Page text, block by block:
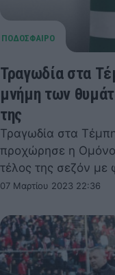
Τραγωδία στα
μνήμη των
της
Τραγωδία στα
προχώρησε η
τέλος της σεζόν
07 Μαρτίου 2023 22:36